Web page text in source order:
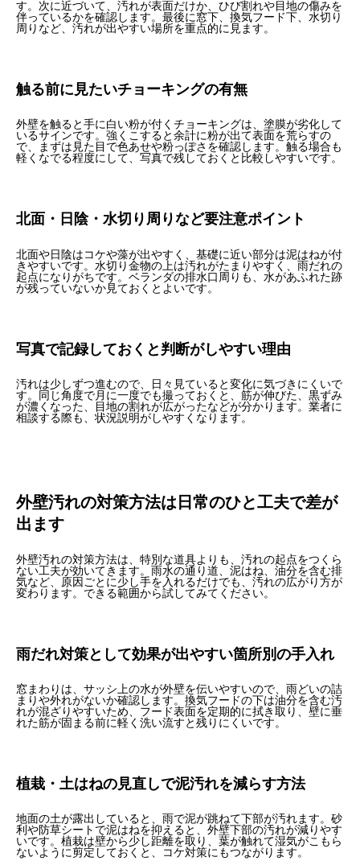
す。次に近づいて、汚れが表面だけか、ひび割れや目地の傷みを
伴っているかを確認します。最後に窓下、換気フード下、水切り
周りなど、汚れが出やすい場所を重点的に見ます。
触る前に見たいチョーキングの有無
外壁を触ると手に白い粉が付くチョーキングは、塗膜が劣化して
いるサインです。強くこすると余計に粉が出て表面を荒らすの
で、まずは見た目で色あせや粉っぽさを確認します。触る場合も
軽くなでる程度にして、写真で残しておくと比較しやすいです。
北面・日陰・水切り周りなど要注意ポイント
北面や日陰はコケや藻が出やすく、基礎に近い部分は泥はねが付
きやすいです。水切り金物の上は汚れがたまりやすく、雨だれの
起点になりがちです。ベランダの排水口周りも、水があふれた跡
が残っていないか見ておくとよいです。
写真で記録しておくと判断がしやすい理由
汚れは少しずつ進むので、日々見ていると変化に気づきにくいで
す。同じ角度で月に一度でも撮っておくと、筋が伸びた、黒ずみ
が濃くなった、目地の割れが広がったなどが分かります。業者に
相談する際も、状況説明がしやすくなります。
外壁汚れの対策方法は日常のひと工夫で差が
出ます
外壁汚れの対策方法は、特別な道具よりも、汚れの起点をつくら
ない工夫が効いてきます。雨水の通り道、泥はね、油分を含む排
気など、原因ごとに少し手を入れるだけでも、汚れの広がり方が
変わります。できる範囲から試してみてください。
雨だれ対策として効果が出やすい箇所別の手入れ
窓まわりは、サッシ上の水が外壁を伝いやすいので、雨どいの詰
まりや外れがないか確認します。換気フードの下は油分を含む汚
れが混ざりやすいため、フード表面を定期的に拭き取り、壁に垂
れた筋が固まる前に軽く洗い流すと残りにくいです。
植栽・土はねの見直しで泥汚れを減らす方法
地面の土が露出していると、雨で泥が跳ねて下部が汚れます。砂
利や防草シートで泥はねを抑えると、外壁下部の汚れが減りやす
いです。植栽は壁から少し距離を取り、葉が触れて湿気がこもら
ないように剪定しておくと、コケ対策にもつながります。